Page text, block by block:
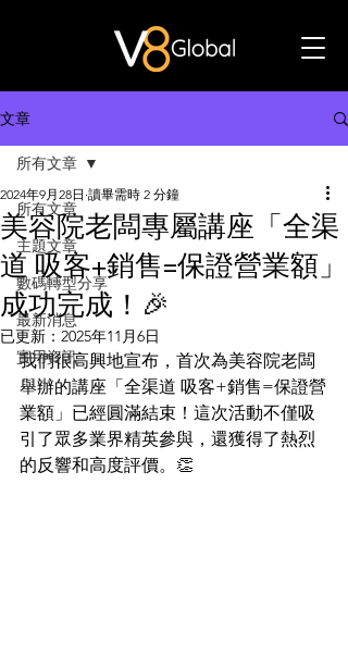
文章
所有文章
主題文章
數碼轉型分享
最新消息
實用資訊
所有文章
美容院老闆專屬講座「全渠
道 吸客+銷售=保證營業額」
成功完成！🎉
2024年9月28日 讀畢需時 2 分鐘
已更新： 2025年11月6日
我們很高興地宣布，首次為美容院老闆
舉辦的講座「全渠道 吸客+銷售=保證營
業額」已經圓滿結束！這次活動不僅吸
引了眾多業界精英參與，還獲得了熱烈
的反響和高度評價。👏